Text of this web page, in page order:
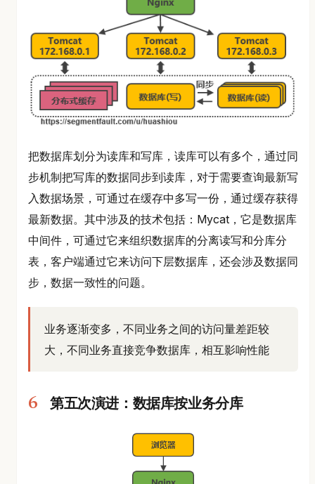
把数据库划分为读库和写库，读库可以有多个，通过同
步机制把写库的数据同步到读库，对于需要查询最新写
入数据场景，可通过在缓存中多写一份，通过缓存获得
最新数据。其中涉及的技术包括：Mycat，它是数据库
中间件，可通过它来组织数据库的分离读写和分库分
表，客户端通过它来访问下层数据库，还会涉及数据同
步，数据一致性的问题。
业务逐渐变多，不同业务之间的访问量差距较
大，不同业务直接竞争数据库，相互影响性能
第五次演进：数据库按业务分库